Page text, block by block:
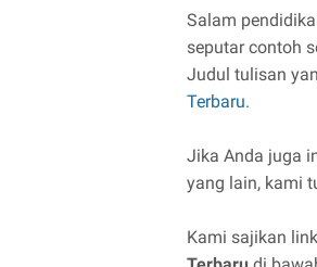
Salam
seputar contoh
Judul tulisan
Terbaru.
Jika Anda juga
yang lain, kami
Kami sajikan